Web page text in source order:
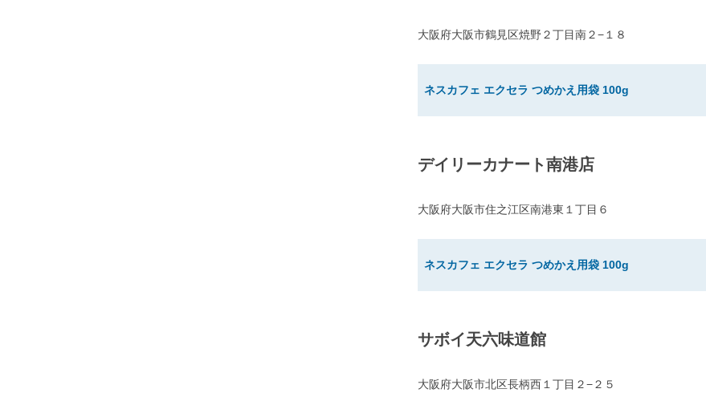
大阪府大阪市鶴見区焼野２丁目南２−１８
ネスカフェ エクセラ つめかえ用袋 100g
デイリーカナート南港店
大阪府大阪市住之江区南港東１丁目６
ネスカフェ エクセラ つめかえ用袋 100g
サボイ天六味道館
大阪府大阪市北区長柄西１丁目２−２５